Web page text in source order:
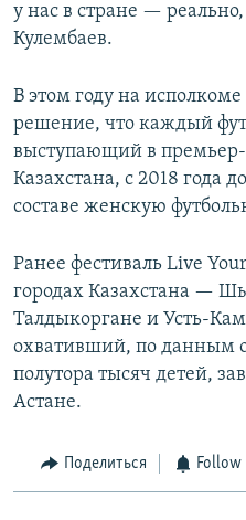
у нас в стране —
Кулембаев.
В этом году на
решение, что каждый
выступающий в
Казахстана, с 2018 года
составе женскую
Ранее фестиваль Live
городах Казахстана —
Талдыкоргане и Усть-
охвативший, по данным
полутора тысяч детей,
Астане.
Поделиться Follow